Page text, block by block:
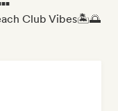
Club Vibes🏝️🌅